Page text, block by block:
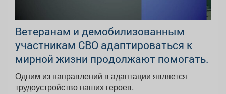
Ветеранам и демобилизованным
участникам СВО адаптироваться к
мирной жизни продолжают помогать.
Одним из направлений в адаптации является
трудоустройство наших героев.